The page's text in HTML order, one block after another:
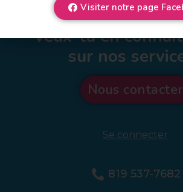
Veux-tu en
sur nos
Nous contacter
Se connecter
819 537-7682
Visiter notre page